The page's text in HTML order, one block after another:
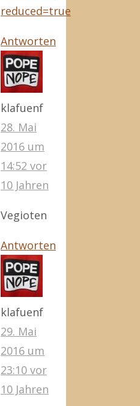
reduced=true
Antworten
klafuenf
28. Mai
2016 um
14:52 vor
10 Jahren
Vegioten
Antworten
klafuenf
29. Mai
2016 um
23:10 vor
10 Jahren